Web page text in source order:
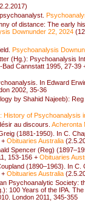
of distance: The early
Downunder 22, 2024
Psychoanalysis
(Hg.): Psychoanalysis
Cannstatt 1995, 27-39
In Edward
2002, 35-36
by Shahid Najeeb): Reg
History of Psychoanalysis
au discours. Acheronta
(1881-1950). In C.
+ Obituaries Australia
Spencer (Reg)
153-156 + Obituaries
(1890–1963). In
+ Obituaries Australia
Psychoanalytic Society:
100 Years of the IPA.
London 2011, 345-355